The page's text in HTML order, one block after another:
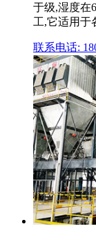
于级,湿度在
工,它适用于
联系电话: